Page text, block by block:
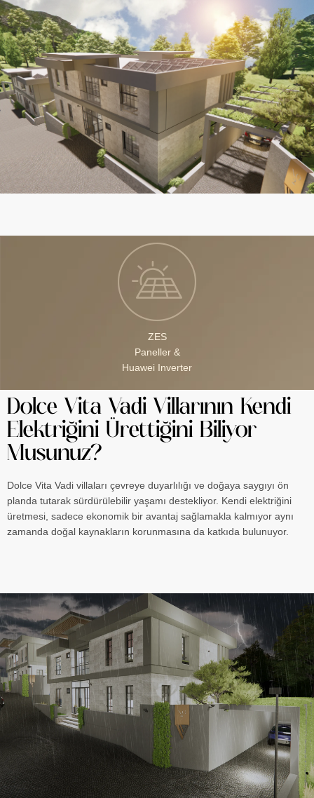
ZES
Paneller &
Huawei Inverter
Dolce Vita Vadi Villarının Kendi
Elektriğini Ürettiğini Biliyor
Musunuz?
Dolce Vita Vadi villaları çevreye duyarlılığı ve doğaya saygıyı ön
planda tutarak sürdürülebilir yaşamı destekliyor. Kendi elektriğini
üretmesi, sadece ekonomik bir avantaj sağlamakla kalmıyor aynı
zamanda doğal kaynakların korunmasına da katkıda bulunuyor.